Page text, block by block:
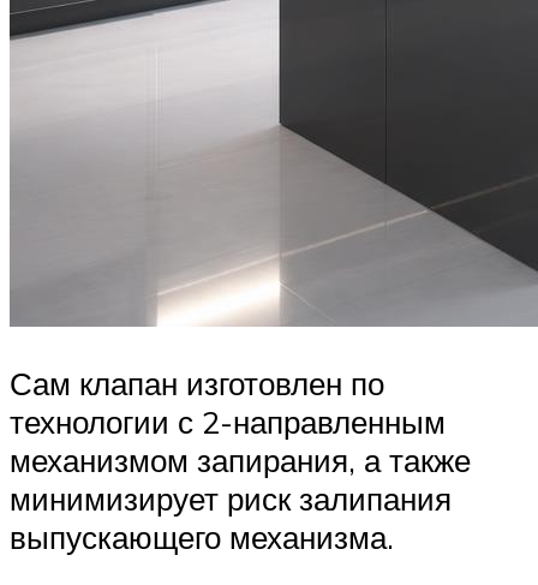
Сам клапан изготовлен по
технологии с 2-направленным
механизмом запирания, а также
минимизирует риск залипания
выпускающего механизма.